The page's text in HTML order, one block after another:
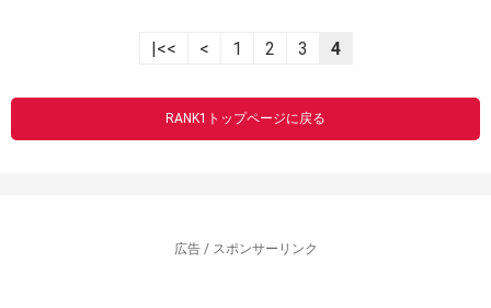
|<< < 1 2 3 4
RANK1トップページに戻る
広告 / スポンサーリンク